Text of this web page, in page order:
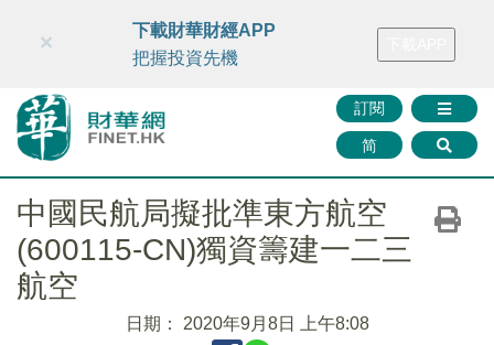
財華智庫網 FINTV FINMETA 財華證券 媒體矩陣
訂閱
简
×
下載財華財經APP
把握投資先機
中國民航局擬批準東方航空
(600115-CN)獨資籌建一二三
航空
日期： 2020年9月8日 上午8:08